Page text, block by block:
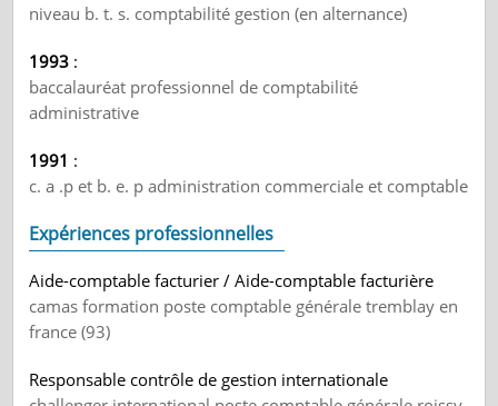
niveau b. t. s. comptabilité gestion (en alternance)
1993 :
baccalauréat professionnel de comptabilité
administrative
1991 :
c. a .p et b. e. p administration commerciale et comptable
Expériences professionnelles
Aide-comptable facturier / Aide-comptable facturière
camas formation poste comptable générale tremblay en
france (93)
Responsable contrôle de gestion internationale